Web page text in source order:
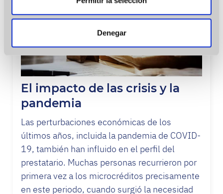
información sobre el uso que haga del sitio web con
nuestros partners de redes sociales, publicidad y análisis
web, quienes pueden combinarla con otra información
que les haya proporcionado o que hayan recopilado a
partir del uso que haya hecho de sus servicios.
Denegar
El impacto de las crisis y la
pandemia
Las perturbaciones económicas de los
últimos años, incluida la pandemia de COVID-
19, también han influido en el perfil del
prestatario. Muchas personas recurrieron por
primera vez a los microcréditos precisamente
en este periodo, cuando surgió la necesidad